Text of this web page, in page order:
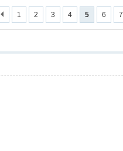
1 2 3 4 5 6 7